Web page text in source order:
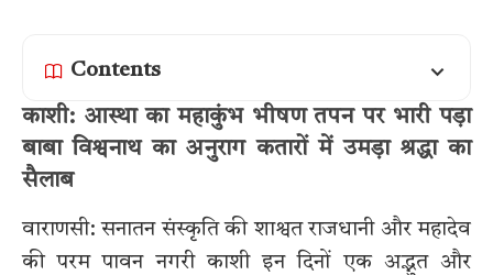
Contents
काशी: आस्था का महाकुंभ भीषण तपन पर भारी पड़ा
बाबा विश्वनाथ का अनुराग कतारों में उमड़ा श्रद्धा का
सैलाब
वाराणसी: सनातन संस्कृति की शाश्वत राजधानी और महादेव
की परम पावन नगरी काशी इन दिनों एक अद्भुत और